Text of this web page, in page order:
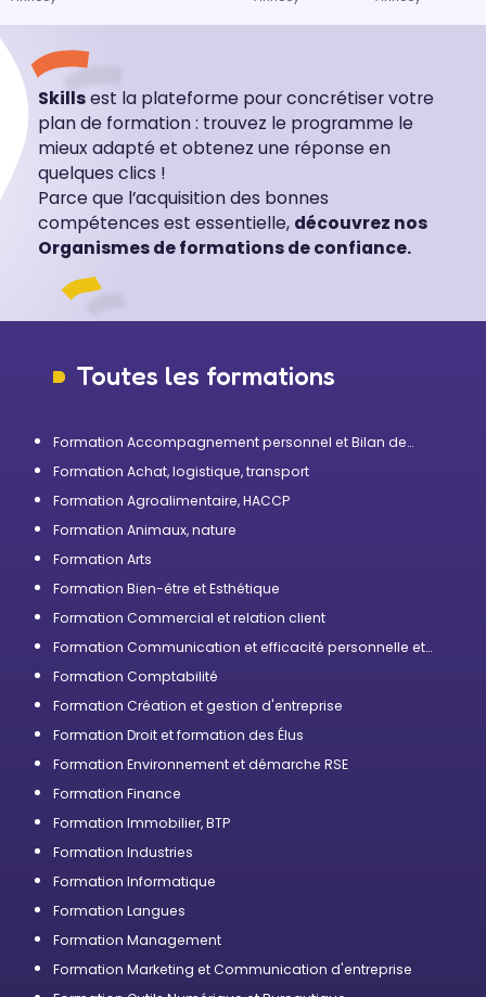
Skillsest la plateforme pour concrétiser votre
plan de formation : trouvez le programme le
mieux adapté et obtenez une réponse en
quelques clics !
Parce que l’acquisition des bonnes
compétences est essentielle, découvrez nos
Organismes de formations de confiance.
Toutes les formations
Formation Accompagnement personnel et Bilan de
Formation Achat, logistique, transport
Formation Agroalimentaire, HACCP
Formation Animaux, nature
Formation Arts
Formation Bien-être et Esthétique
Formation Commercial et relation client
Formation Communication et efficacité personnelle et
Formation Comptabilité
Formation Création et gestion d'entreprise
Formation Droit et formation des Élus
Formation Environnement et démarche RSE
Formation Finance
Formation Immobilier, BTP
Formation Industries
Formation Informatique
Formation Langues
Formation Management
Formation Marketing et Communication d'entreprise